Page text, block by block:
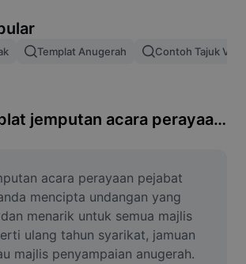
Templat Anugerah Contoh Tajuk
Perihal templat jemputan acara perayaan pejabat
acara perayaan pejabat
mencipta undangan yang
menarik untuk semua majlis
ulang tahun syarikat, jamuan
majlis penyampaian anugerah.